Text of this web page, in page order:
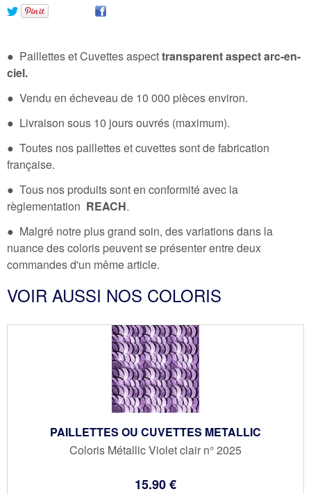
● Paillettes et Cuvettes aspecttransparent aspect arc-en-
ciel.
● Vendu en écheveau de 10 000 pièces environ.
● Livraison sous 10 jours ouvrés (maximum).
● Toutes nos paillettes et cuvettes sont de fabrication
française.
● Tous nos produits sont en conformité avec la
règlementation REACH.
● Malgré notre plus grand soin, des variations dans la
nuance des coloris peuvent se présenter entre deux
commandes d'un même article.
VOIR AUSSI NOS COLORIS
PAILLETTES OU CUVETTES METALLIC
Coloris Métallic Violet clair n° 2025
15.90€